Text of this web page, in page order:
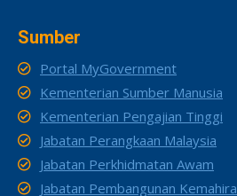
Sumber
Portal MyGovernment
Kementerian Sumber Manusia
Kementerian Pengajian Tinggi
Jabatan Perangkaan Malaysia
Jabatan Perkhidmatan Awam
Jabatan Pembangunan